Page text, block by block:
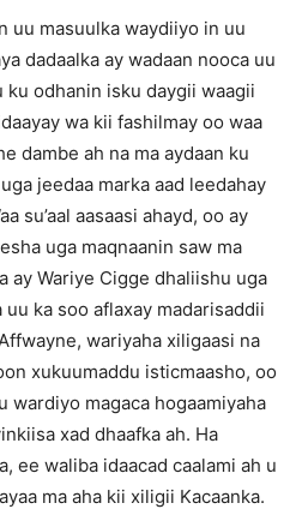
uu masuulka waydiiyo in uu
dadaalka ay wadaan nooca uu
ku odhanin isku daygii waagii
wa kii fashilmay oo waa
dambe ah na ma aydaan ku
jeedaa marka aad leedahay
su’aal aasaasi ahayd, oo ay
uga maqnaanin saw ma
ay Wariye Cigge dhaliishu uga
ka soo aflaxay madarisaddii
wariyaha xiligaasi na
xukuumaddu isticmaasho, oo
wardiyo magaca hogaamiyaha
xad dhaafka ah. Ha
ee waliba idaacad caalami ah u
ma aha kii xiligii Kacaanka.